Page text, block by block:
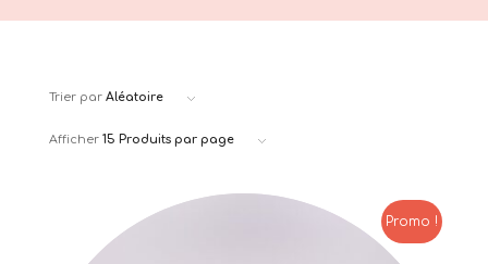
Trier par Aléatoire
Afficher 15 Produits par page
Promo !